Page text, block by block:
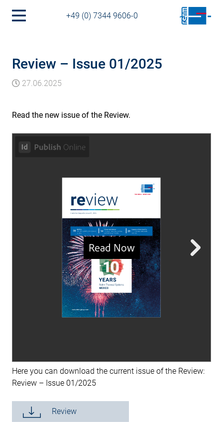
+49 (0) 7344 9606-0
Review – Issue 01/2025
27.06.2025
Read the new issue of the Review.
Here you can download the current issue of the Review:
Review – Issue 01/2025
Review